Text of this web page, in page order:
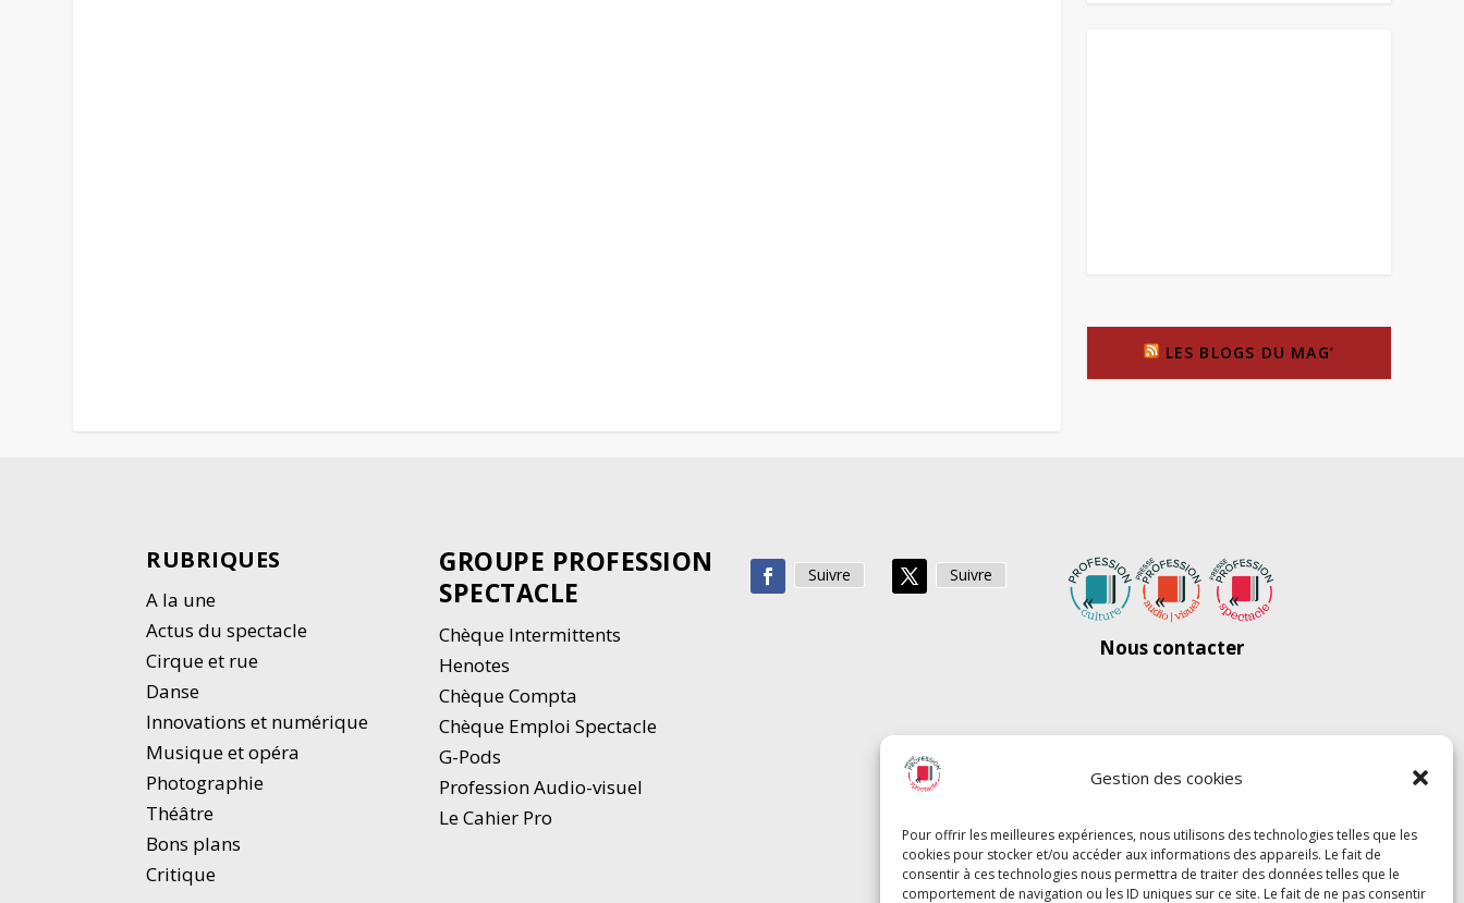
Gestion des cookies
Pour offrir les meilleures expériences, nous utilisons des technologies telles que les
cookies pour stocker et/ou accéder aux informations des appareils. Le fait de
consentir à ces technologies nous permettra de traiter des données telles que le
comportement de navigation ou les ID uniques sur ce site. Le fait de ne pas consentir
LES BLOGS DU MAG’
RUBRIQUES
A la une
Actus du spectacle
Cirque et rue
Danse
Innovations et numérique
Musique et opéra
Photographie
Théâtre
Bons plans
Critique
GROUPE PROFESSION
SPECTACLE
Chèque Intermittents
Henotes
Chèque Compta
Chèque Emploi Spectacle
G-Pods
Profession Audio-visuel
Le Cahier Pro
Suivre Suivre
Nous contacter